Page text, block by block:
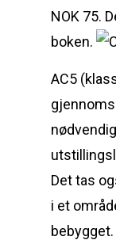
NOK 75.
boken.
AC5
Det tas
i et
bebygget.